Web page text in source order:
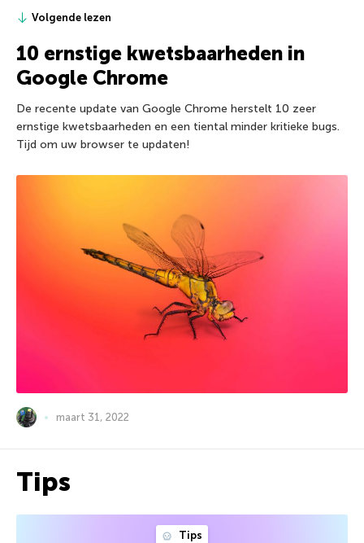
Volgende lezen
10 ernstige kwetsbaarheden in
Google Chrome
De recente update van Google Chrome herstelt 10 zeer
ernstige kwetsbaarheden en een tiental minder kritieke bugs.
Tijd om uw browser te updaten!
maart 31, 2022
Tips
Tips